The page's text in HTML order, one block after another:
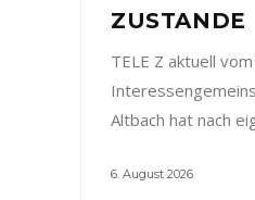
ZUSTANDE
TELE Z aktuell
Altbach hat nach
6. August 2026